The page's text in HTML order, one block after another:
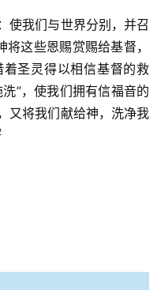
使我们与世界分别，并召
将这些恩赐赏赐给基督，
圣灵得以相信基督的救
”，使我们拥有信福音的
又将我们献给神，洗净我